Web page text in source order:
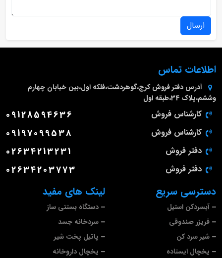
ارسال
لینک های مفید
دستگاه بستنی ساز
سردخانه جسد
پاتیل پخت شیر
یخچال داروخانه
دسترسی سریع
آبسردکن استیل
فریزر صندوقی
شیر سرد کن
یخچال ایستاده
اطلاعات تماس
آدرس دفتر فروش کرج،گوهردشت،فلکه اول،بین خیابان چهارم
وششم،پلاک 34،طبقه اول
کارشناس فروش 09128594636
کارشناس فروش 09197099538
دفتر فروش 02634213231
دفتر فروش 02634203773